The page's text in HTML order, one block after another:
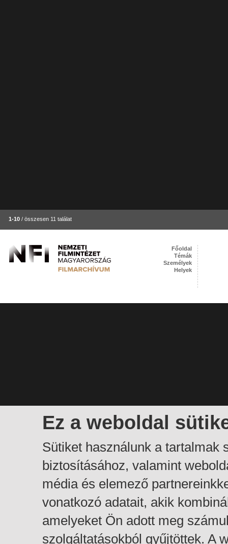
1-10 / összesen 11 találat
Ez a weboldal
Sütiket használunk a tartalmak
biztosításához, valamint
média és elemező
vonatkozó adatait, akik
amelyeket Ön adott meg
szolgáltatásokból gyűjtöttek. A
Főoldal
Témák
Személyek
Helyek